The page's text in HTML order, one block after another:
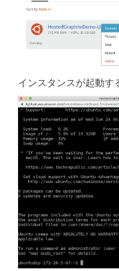
インスタンスが起動す